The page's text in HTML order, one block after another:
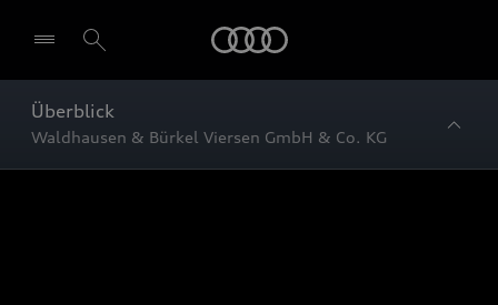
Überblick
Waldhausen & Bürkel Viersen GmbH & Co. KG